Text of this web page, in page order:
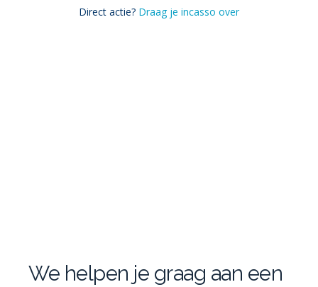
Direct actie? Draag je incasso over
We helpen je graag aan een